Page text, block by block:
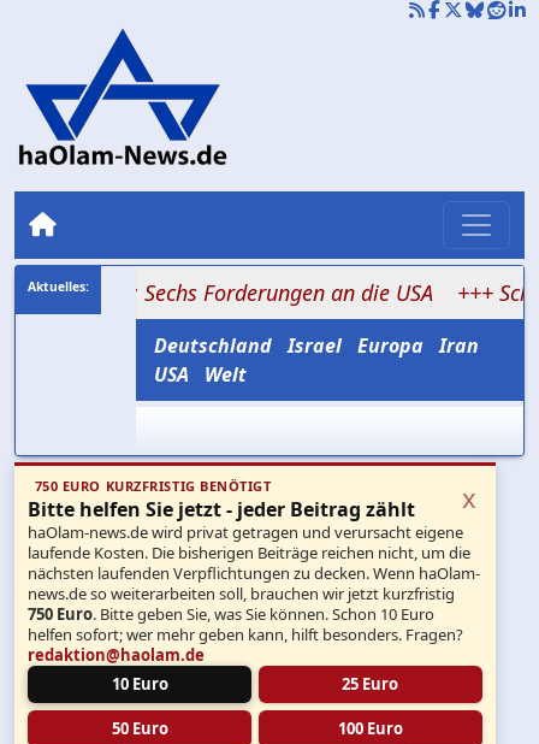
Sechs Forderungen an die USA +++ Schabbat-
Deutschland Israel Europa Iran
USA
Welt
750 EURO KURZFRISTIG BENÖTIGT
Bitte helfen Sie jetzt - jeder Beitrag zählt
haOlam-news.de wird privat getragen und verursacht eigene
laufende Kosten. Die bisherigen Beiträge reichen nicht, um die
nächsten laufenden Verpflichtungen zu decken. Wenn haOlam-
news.de so weiterarbeiten soll, brauchen wir jetzt kurzfristig
750 Euro. Bitte geben Sie, was Sie können. Schon 10 Euro
helfen sofort; wer mehr geben kann, hilft besonders. Fragen?
redaktion@haolam.de
10 Euro
25 Euro
50 Euro 100 Euro
x